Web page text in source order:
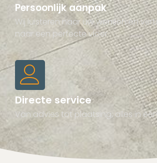
Persoonlijk aanpak
Wij luisteren naar uw wensen en
naar een perfecte vloer.
Directe service
Van advies tot plaatsing, alles in